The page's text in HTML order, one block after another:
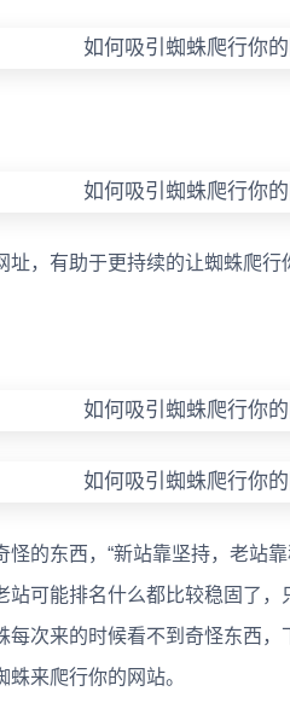
，有助于更持续的让蜘蛛爬行
东西，“新站靠坚持，老站靠
站可能排名什么都比较稳固了
每次来的时候看不到奇怪东西
来爬行你的网站。